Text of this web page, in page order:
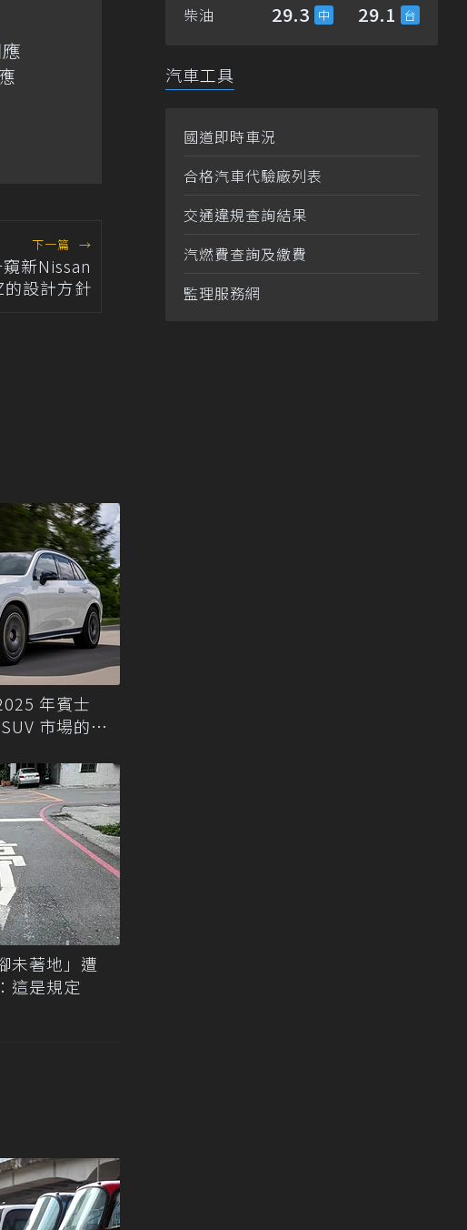
下一篇 →
新Nissan
的設計方針
年賓士
市場的最
未著地」遭
這是規定
柴油 29.3 29.1
汽車工具
國道即時車況
合格汽車代驗廠列表
交通違規查詢結果
汽燃費查詢及繳費
監理服務網